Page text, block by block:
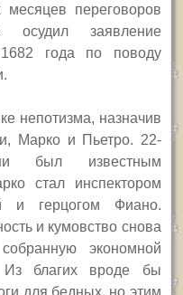
месяцев переговоров
заявление
1682 года по поводу
непотизма, назначив
Марко и Пьетро. 22-
был известным
стал инспектором
и герцогом Фиано.
и кумовство снова
экономной
Из благих вроде бы
для бедных, но этим